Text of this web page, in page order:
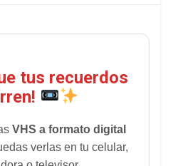
tus recuerdos
VHS a formato digital
verlas en tu celular,